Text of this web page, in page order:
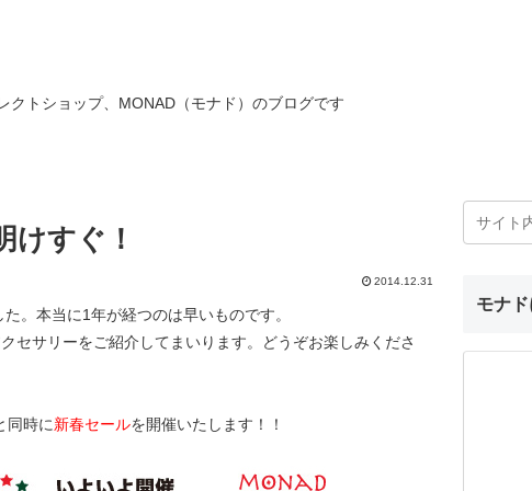
クトショップ、MONAD（モナド）のブログです
けすぐ！
2014.12.31
。本当に1年が経つのは早いものです。
セサリーをご紹介してまいります。どうぞお楽しみくださ
同時に新春セールを開催いたします！！
モナ